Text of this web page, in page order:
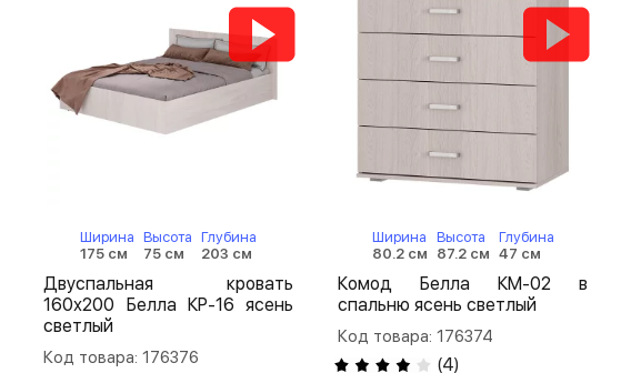
Ширина
175 см
Высота
75 см
Глубина
203 см
Двуспальная кровать
160х200 Белла КР-16 ясень
светлый
Код товара: 176376
Ширина
80.2 см
Высота
87.2 см
Глубина
47 см
Комод Белла КМ-02 в
спальню ясень светлый
Код товара: 176374
(4)